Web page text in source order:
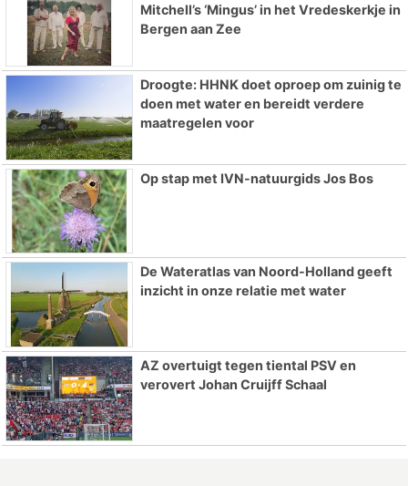
Mitchell’s ‘Mingus’ in het Vredeskerkje in
Bergen aan Zee
Droogte: HHNK doet oproep om zuinig te
doen met water en bereidt verdere
maatregelen voor
Op stap met IVN-natuurgids Jos Bos
De Wateratlas van Noord-Holland geeft
inzicht in onze relatie met water
AZ overtuigt tegen tiental PSV en
verovert Johan Cruijff Schaal